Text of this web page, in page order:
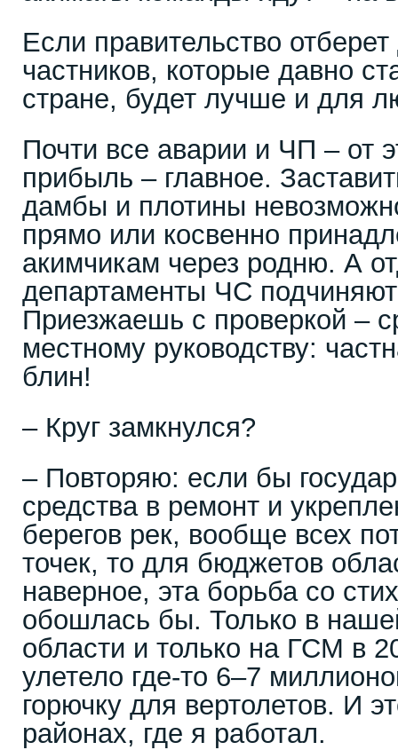
Если правительство
частников, которые давно
стране, будет лучше и для
Почти все аварии и ЧП – от
прибыль – главное.
дамбы и плотины
прямо или косвенно
акимчикам через родню. А
департаменты ЧС
Приезжаешь с проверкой –
местному руководству:
блин!
– Круг замкнулся?
– Повторяю: если бы
средства в ремонт и
берегов рек, вообще всех
точек, то для бюджетов
наверное, эта борьба со
обошлась бы. Только в
области и только на ГСМ в
улетело где-то 6–7
горючку для вертолетов. И
районах, где я работал.